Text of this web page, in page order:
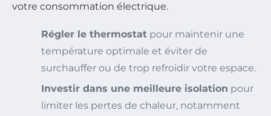
votre consommation électrique.
Régler le thermostat pour maintenir une
température optimale et éviter de
surchauffer ou de trop refroidir votre espace.
Investir dans une meilleure isolation pour
limiter les pertes de chaleur, notamment